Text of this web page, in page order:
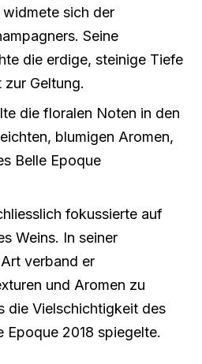
sich der
Seine
die erdige, steinige Tiefe
Geltung.
die floralen Noten in den
blumigen Aromen,
Belle Epoque
fokussierte auf
Weins. In seiner
verband er
und Aromen zu
die Vielschichtigkeit des
Epoque 2018 spiegelte.